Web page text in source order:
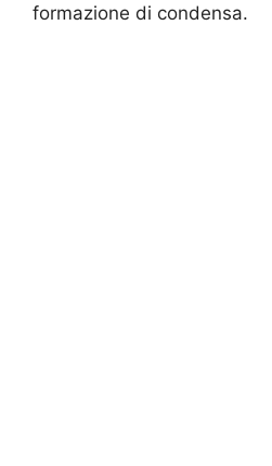
formazione di condensa.